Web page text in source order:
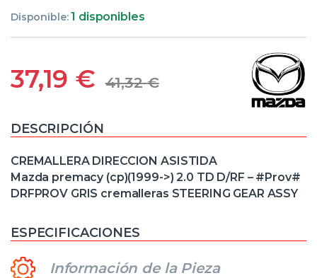
Disponible:1 disponibles
37,19 € 41,32€
DESCRIPCIÓN
CREMALLERA DIRECCION ASISTIDA
Mazda premacy (cp)(1999->) 2.0 TD D/RF – #Prov#
DRFPROV GRIS cremalleras STEERING GEAR ASSY
ESPECIFICACIONES
Información de la Pieza